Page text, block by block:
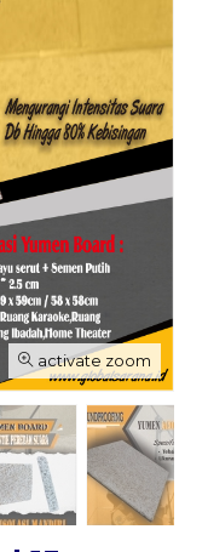
activate zoom